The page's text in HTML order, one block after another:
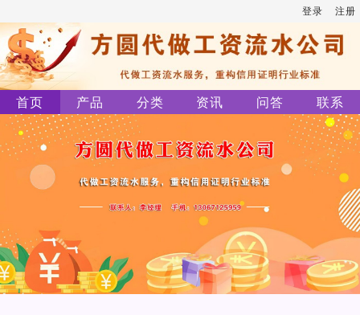
登录 注册
首页 产品 分类 资讯 问答 联系